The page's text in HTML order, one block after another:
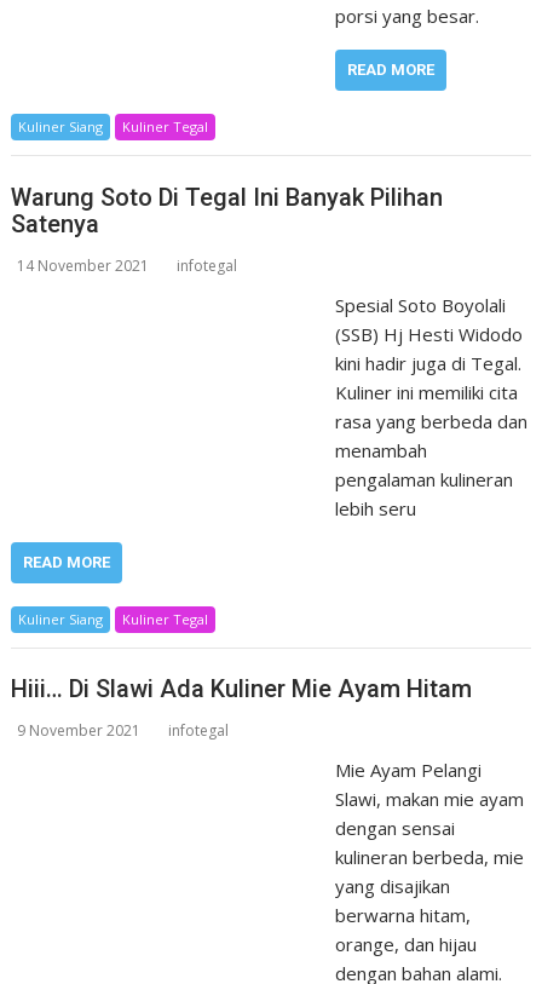
porsi yang besar.
READ MORE
Kuliner Siang Kuliner Tegal
Warung Soto Di Tegal Ini Banyak Pilihan
Satenya
14 November 2021 infotegal
Spesial Soto Boyolali
(SSB) Hj Hesti Widodo
kini hadir juga di Tegal.
Kuliner ini memiliki cita
rasa yang berbeda dan
menambah
pengalaman kulineran
lebih seru
READ MORE
Kuliner Siang Kuliner Tegal
Hiii… Di Slawi Ada Kuliner Mie Ayam Hitam
9 November 2021 infotegal
Mie Ayam Pelangi
Slawi, makan mie ayam
dengan sensai
kulineran berbeda, mie
yang disajikan
berwarna hitam,
orange, dan hijau
dengan bahan alami.